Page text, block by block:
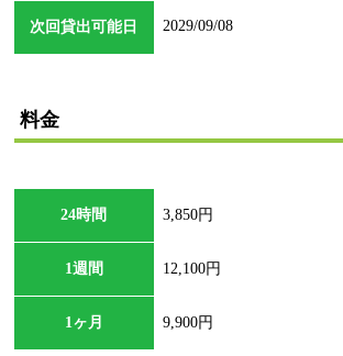
次回貸出可能日 2029/09/08
料金
24時間 3,850円
1週間 12,100円
1ヶ月 9,900円